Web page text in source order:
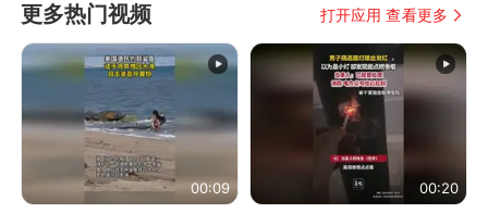
更多热门视频 打开应用 查看更多
00:09 00:20